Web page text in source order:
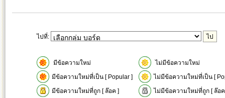
ไปที่:
มีข้อความใหม่
ไม่มีข้อความใหม่
มีข้อความใหม่ที่เป็น [ Popular ]
ไม่มีข้อความใหม่ที่เป็น [
มีข้อความใหม่ที่ถูก [ ล๊อค ]
ไม่มีข้อความใหม่ที่ถูก [ ล๊อ